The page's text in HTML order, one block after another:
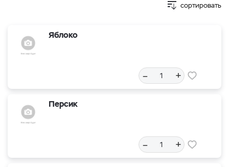
сортировать
Яблоко
– +
Персик
– +